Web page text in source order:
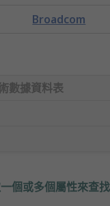
Broadcom
數據資料表
個或多個屬性來查